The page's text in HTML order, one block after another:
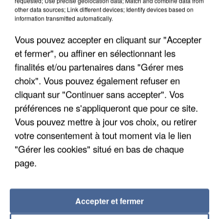
LES DONNÉES DE 300 000 CLIENTS DÉROBÉES À
INTERMARCHÉ APRÈS UNE...
other data sources; Link different devices; Identify devices based on
information transmitted automatically.
Vous pouvez accepter en cliquant sur "Accepter
et fermer", ou affiner en sélectionnant les
finalités et/ou partenaires dans "Gérer mes
choix". Vous pouvez également refuser en
cliquant sur "Continuer sans accepter". Vos
préférences ne s'appliqueront que pour ce site.
Vous pouvez mettre à jour vos choix, ou retirer
votre consentement à tout moment via le lien
"Gérer les cookies" situé en bas de chaque
page.
Accepter et fermer